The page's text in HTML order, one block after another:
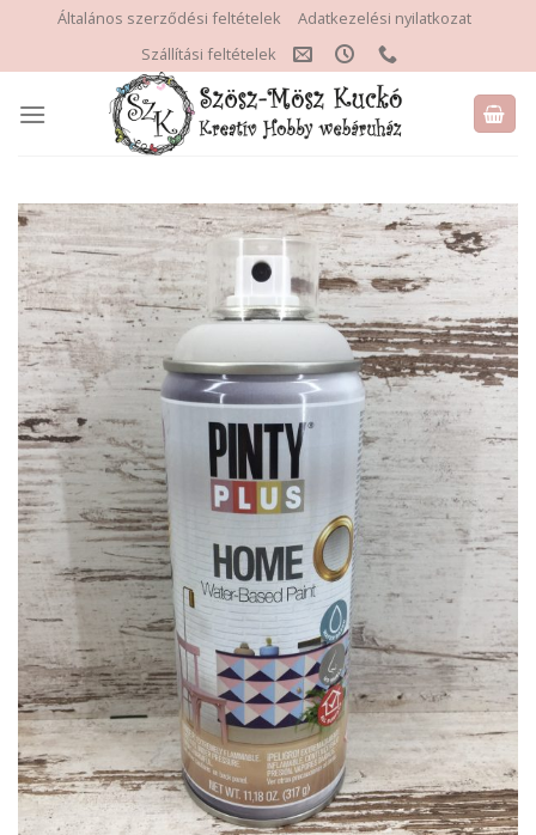
content
Általános szerződési feltételek
Adatkezelési nyilatkozat
Szállítási feltételek